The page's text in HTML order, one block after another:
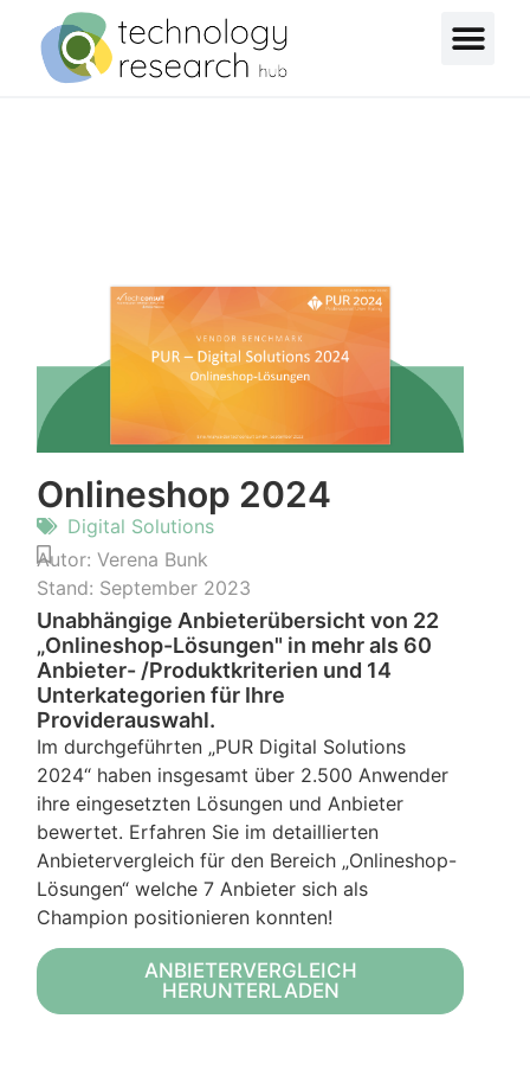
Onlineshop 2024
Digital Solutions
Autor: Verena Bunk
Stand: September 2023
Unabhängige Anbieterübersicht von 22
„Onlineshop-Lösungen" in mehr als 60
Anbieter- /Produktkriterien und 14
Unterkategorien für Ihre
Providerauswahl.
Im durchgeführten „PUR Digital Solutions
2024“ haben insgesamt über 2.500 Anwender
ihre eingesetzten Lösungen und Anbieter
bewertet. Erfahren Sie im detaillierten
Anbietervergleich für den Bereich „Onlineshop-
Lösungen“ welche 7 Anbieter sich als
Champion positionieren konnten!
ANBIETERVERGLEICH
HERUNTERLADEN